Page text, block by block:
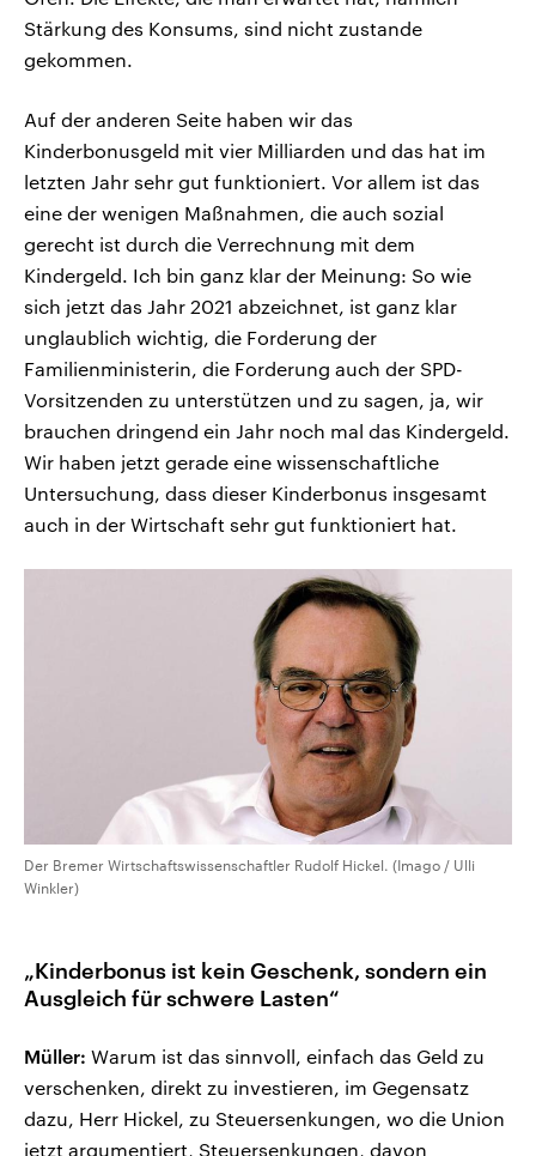
Stärkung des Konsums, sind nicht zustande
gekommen.
Auf der anderen Seite haben wir das
Kinderbonusgeld mit vier Milliarden und das hat im
letzten Jahr sehr gut funktioniert. Vor allem ist das
eine der wenigen Maßnahmen, die auch sozial
gerecht ist durch die Verrechnung mit dem
Kindergeld. Ich bin ganz klar der Meinung: So wie
sich jetzt das Jahr 2021 abzeichnet, ist ganz klar
unglaublich wichtig, die Forderung der
Familienministerin, die Forderung auch der SPD-
Vorsitzenden zu unterstützen und zu sagen, ja, wir
brauchen dringend ein Jahr noch mal das Kindergeld.
Wir haben jetzt gerade eine wissenschaftliche
Untersuchung, dass dieser Kinderbonus insgesamt
auch in der Wirtschaft sehr gut funktioniert hat.
Der Bremer Wirtschaftswissenschaftler Rudolf Hickel. (Imago / Ulli
Winkler)
„Kinderbonus ist kein Geschenk, sondern ein
Ausgleich für schwere Lasten“
Müller: Warum ist das sinnvoll, einfach das Geld zu
verschenken, direkt zu investieren, im Gegensatz
dazu, Herr Hickel, zu Steuersenkungen, wo die Union
jetzt argumentiert, Steuersenkungen, davon